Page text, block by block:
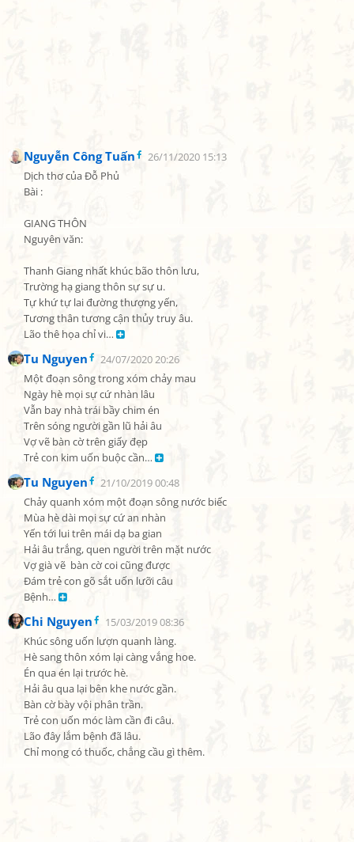
Nguyễn Công Tuấn
26/11/2020 15:13
Dịch thơ của Đỗ Phủ
Bài :
GIANG THÔN
Nguyên văn:
Thanh Giang nhất khúc bão thôn lưu,
Trường hạ giang thôn sự sự u.
Tự khứ tự lai đường thượng yến,
Tương thân tương cận thủy truy âu.
Lão thê họa chỉ vi…
Tu Nguyen
24/07/2020 20:26
Một đoạn sông trong xóm chảy mau
Ngày hè mọi sự cứ nhàn lâu
Vẫn bay nhà trái bầy chim én
Trên sóng người gần lũ hải âu
Vợ vẽ bàn cờ trên giấy đẹp
Trẻ con kim uốn buộc cần…
Tu Nguyen
21/10/2019 00:48
Chảy quanh xóm một đoạn sông nước biếc
Mùa hè dài mọi sự cứ an nhàn
Yến tới lui trên mái dạ ba gian
Hải âu trắng, quen người trên mặt nước
Vợ già vẽ  bàn cờ coi cũng được
Đám trẻ con gõ sắt uốn lưỡi câu
Bệnh…
Chi Nguyen
15/03/2019 08:36
Khúc sông uốn lượn quanh làng.
Hè sang thôn xóm lại càng vắng hoe.
Én qua én lại trước hè.
Hải âu qua lại bên khe nước gần.
Bàn cờ bày vội phân trần.
Trẻ con uốn móc làm cần đi câu.
Lão đây lắm bệnh đã lâu.
Chỉ mong có thuốc, chẳng cầu gì thêm.